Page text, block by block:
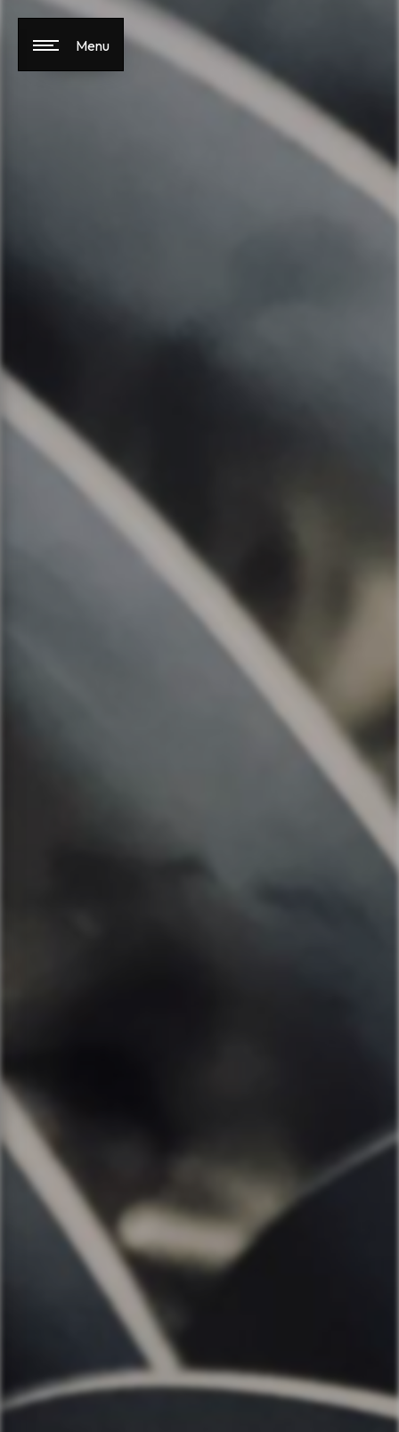
Menu
Panneau de gestion des cookies